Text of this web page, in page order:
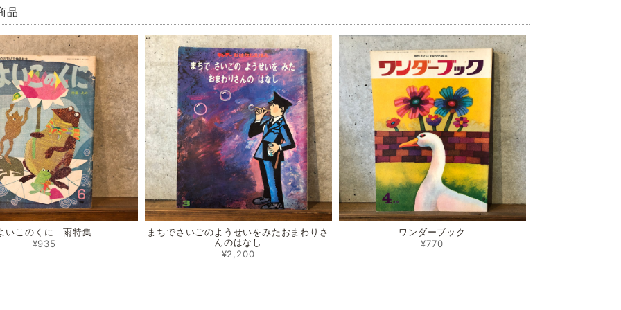
品
いこのくに 雨特集
¥935
まちでさいごのようせいをみたおまわりさ
んのはなし
¥2,200
ワンダーブック
¥770